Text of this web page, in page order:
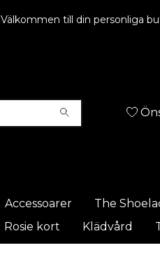
Välkommen till din personliga
Accessoarer The
Rosie kort Klädvård